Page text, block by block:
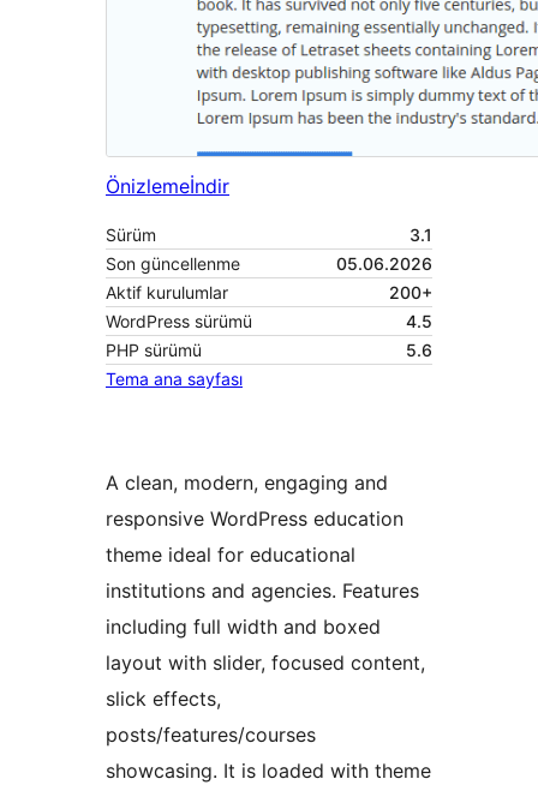
Önizlemeİndir
Sürüm
3.1
Son güncellenme
05.06.2026
Aktif kurulumlar
200+
WordPress sürümü
4.5
PHP sürümü
5.6
Tema ana sayfası
A clean, modern, engaging and
responsive WordPress education
theme ideal for educational
institutions and agencies. Features
including full width and boxed
layout with slider, focused content,
slick effects,
posts/features/courses
showcasing. It is loaded with theme